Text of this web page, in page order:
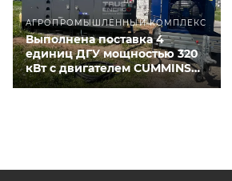
АГРОПРОМЫШЛЕННЫЙ КОМПЛЕКС
Выполнена поставка 4
единиц ДГУ мощностью 320
кВт с двигателем CUMMINS
QSNT-G3 для курятников